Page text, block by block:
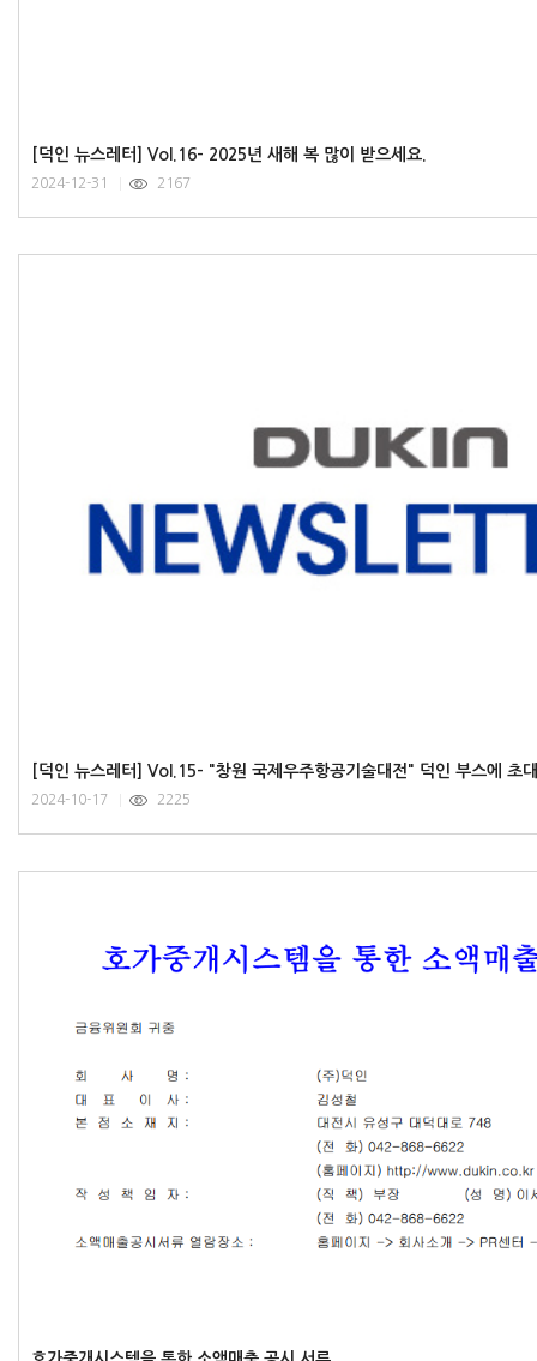
[덕인 뉴스레터] Vol.16- 2025년 새해 복 많이 받으세요.
2024-12-31 2167
[덕인 뉴스레터] Vol.15- "창원 국제우주항공기술대전" 덕인 부스에 초
2024-10-17 2225